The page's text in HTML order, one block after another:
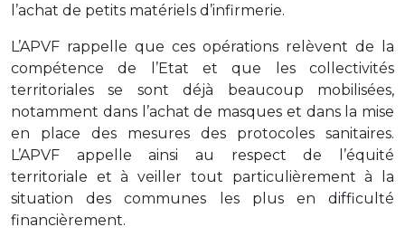
l’achat de petits matériels d’infirmerie.
L’APVF rappelle que ces opérations relèvent de la
compétence de l’Etat et que les collectivités
territoriales se sont déjà beaucoup mobilisées,
notamment dans l’achat de masques et dans la mise
en place des mesures des protocoles sanitaires.
L’APVF appelle ainsi au respect de l’équité
territoriale et à veiller tout particulièrement à la
situation des communes les plus en difficulté
financièrement.